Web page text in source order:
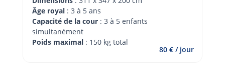
Âge royal : 3 à 5 ans
Capacité de la cour : 3 à 5 enfants
simultanément
Poids maximal : 150 kg total
80 € / jour